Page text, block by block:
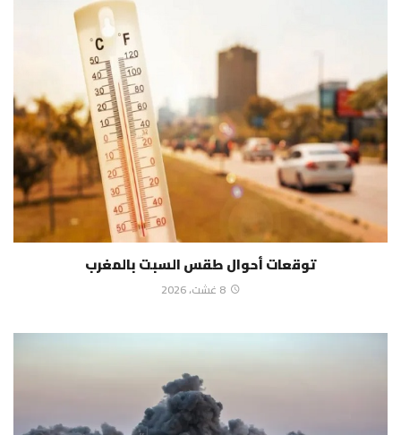
توقعات أحوال طقس السبت بالمغرب
8 غشت، 2026